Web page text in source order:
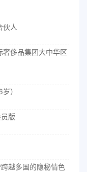
伙人
侈品集团大中华区
）
版
越多国的隐秘情色